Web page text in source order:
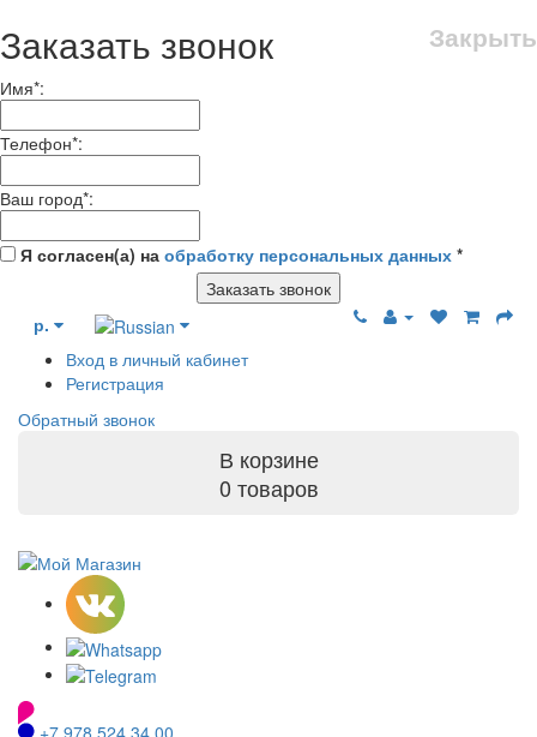
Закрыть
Заказать звонок
Имя*:
Телефон*:
Ваш город*:
Я согласен(а) на обработку персональных данных *
Заказать звонок
р.
Вход в личный кабинет
Регистрация
Обратный звонок
В корзине
0 товаров
+7 978 524 34 00